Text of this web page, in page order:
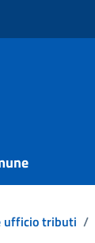
ufficio tributi /